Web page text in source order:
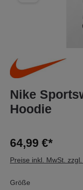
Nike
Hoodie
64,99 €*
Preise inkl. MwSt.
Größe